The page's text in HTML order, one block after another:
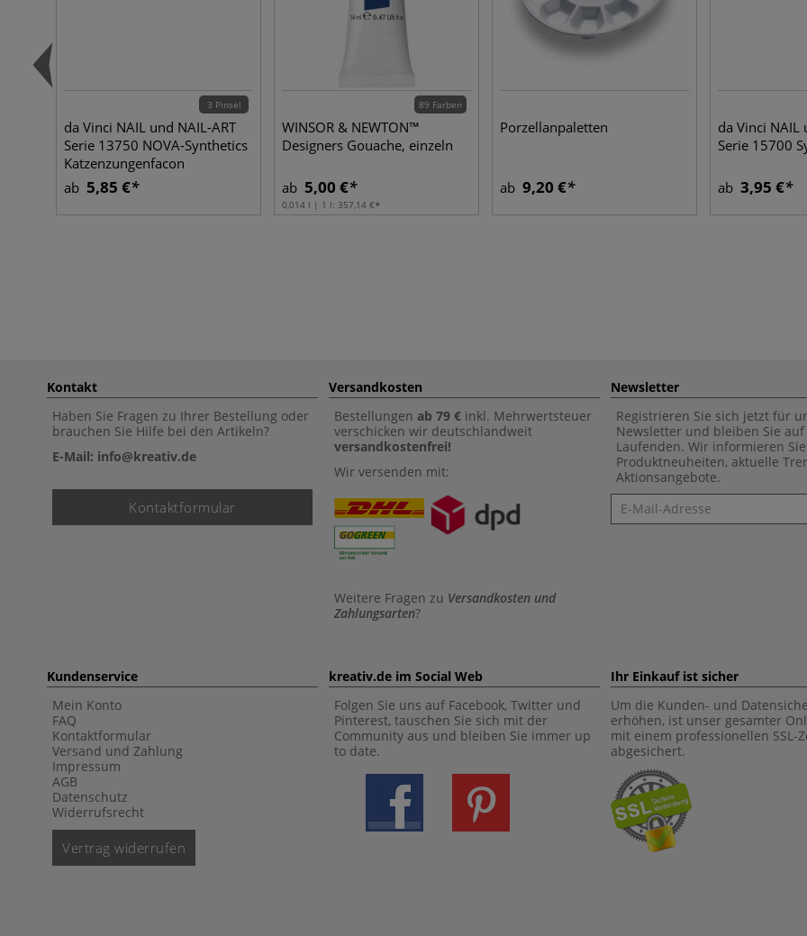
3 Pinsel
da Vinci NAIL und NAIL-ART
Serie 13750 NOVA-Synthetics
Katzenzungenfacon
ab 5,85 €
89 Farben
WINSOR & NEWTON™
Designers Gouache, einzeln
ab 5,00 €
0,014 l | 1 l: 357,14 €
Porzellanpaletten
ab 9,20 €
da Vinci NAIL
Serie 15700
ab 3,95 €
Kontakt
Haben Sie Fragen zu Ihrer Bestellung oder
brauchen Sie Hilfe bei den Artikeln?
E-Mail: info@kreativ.de
Kontaktformular
Versandkosten
Bestellungen ab 79 € inkl. Mehrwertsteuer
verschicken wir deutschlandweit
versandkostenfrei!
Wir versenden mit:
Weitere Fragen zu Versandkosten und
Zahlungsarten?
Newsletter
Registrieren Sie sich jetzt für
Newsletter und bleiben Sie auf
Laufenden. Wir informieren
Produktneuheiten, aktuelle
Aktionsangebote.
Newsletter
Kundenservice
Mein Konto
FAQ
Kontaktformular
Versand und Zahlung
Impressum
AGB
Datenschutz
Widerrufsrecht
Vertrag widerrufen
kreativ.de im Social Web
Folgen Sie uns auf Facebook, Twitter und
Pinterest, tauschen Sie sich mit der
Community aus und bleiben Sie immer up
to date.
Ihr Einkauf ist sicher
Um die Kunden- und
erhöhen, ist unser gesamter
mit einem professionellen SSL-
abgesichert.